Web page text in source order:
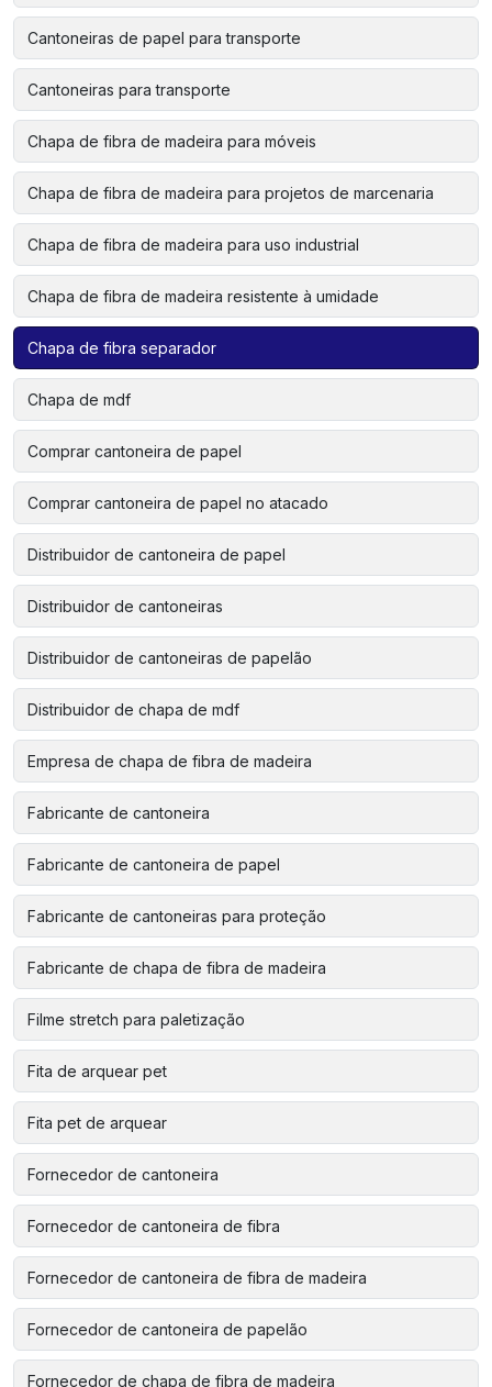
Cantoneiras de papel para transporte
Cantoneiras para transporte
Chapa de fibra de madeira para móveis
Chapa de fibra de madeira para projetos de marcenaria
Chapa de fibra de madeira para uso industrial
Chapa de fibra de madeira resistente à umidade
Chapa de fibra separador
Chapa de mdf
Comprar cantoneira de papel
Comprar cantoneira de papel no atacado
Distribuidor de cantoneira de papel
Distribuidor de cantoneiras
Distribuidor de cantoneiras de papelão
Distribuidor de chapa de mdf
Empresa de chapa de fibra de madeira
Fabricante de cantoneira
Fabricante de cantoneira de papel
Fabricante de cantoneiras para proteção
Fabricante de chapa de fibra de madeira
Filme stretch para paletização
Fita de arquear pet
Fita pet de arquear
Fornecedor de cantoneira
Fornecedor de cantoneira de fibra
Fornecedor de cantoneira de fibra de madeira
Fornecedor de cantoneira de papelão
Fornecedor de chapa de fibra de madeira